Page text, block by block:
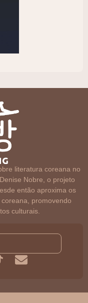
literatura coreana no
Nobre, o projeto
então aproxima os
promovendo
culturais.